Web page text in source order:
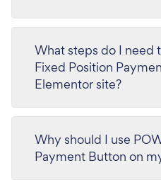
What steps do I need
Fixed Position
Elementor site?
Why should I use
Payment Button on